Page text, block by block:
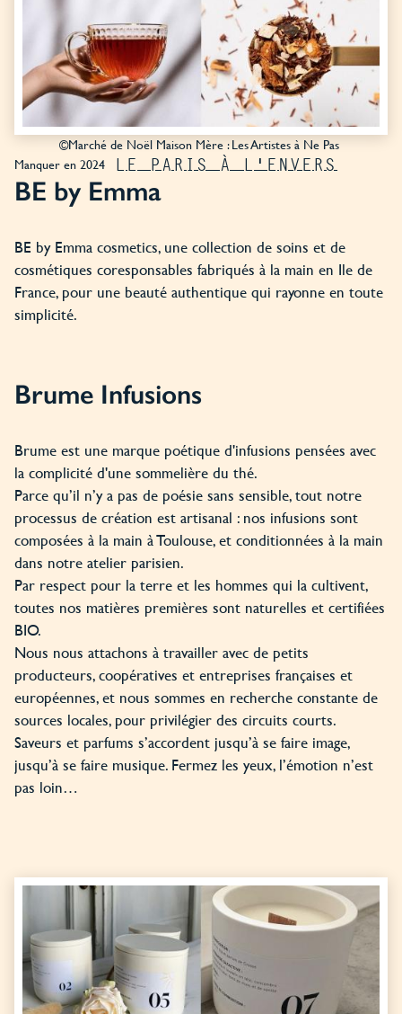
©Marché de Noël Maison Mère : Les Artistes à Ne Pas
Manquer en 2024
LE PARIS À L'ENVERS
BE by Emma
BE by Emma cosmetics, une collection de soins et de
cosmétiques coresponsables fabriqués à la main en Ile de
France, pour une beauté authentique qui rayonne en toute
simplicité.
Brume Infusions
Brume est une marque poétique d'infusions pensées avec
la complicité d'une sommelière du thé.
Parce qu’il n’y a pas de poésie sans sensible, tout notre
processus de création est artisanal : nos infusions sont
composées à la main à Toulouse, et conditionnées à la main
dans notre atelier parisien.
Par respect pour la terre et les hommes qui la cultivent,
toutes nos matières premières sont naturelles et certifiées
BIO.
Nous nous attachons à travailler avec de petits
producteurs, coopératives et entreprises françaises et
européennes, et nous sommes en recherche constante de
sources locales, pour privilégier des circuits courts.
Saveurs et parfums s’accordent jusqu’à se faire image,
jusqu’à se faire musique. Fermez les yeux, l’émotion n’est
pas loin…